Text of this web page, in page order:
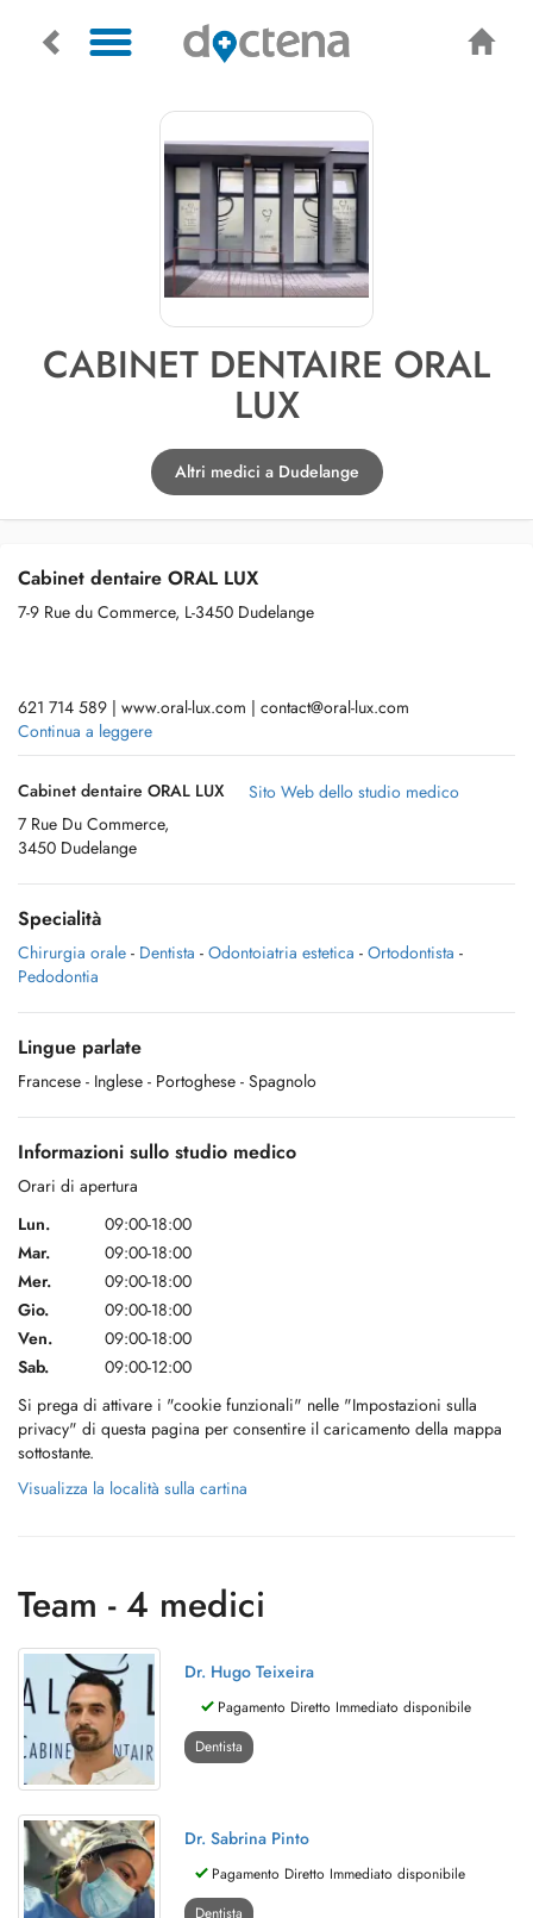
CABINET DENTAIRE ORAL
LUX
Altri medici a Dudelange
Cabinet dentaire ORAL LUX
7-9 Rue du Commerce, L-3450 Dudelange
621 714 589 | www.oral-lux.com | contact@oral-lux.com
Tous les rendez-vous sont préférentiellement fixés avec Dr. Hugo
Teixeira et Dr Sabrina Pinto. Veuillez préciser si vous souhaitez
confirmer ou demander un horaire spécifique.
!!En cas durgence sans créneau disponible, contactez le 621 714 589
pour un accueil immédiat!!
Tiers payant via le système de Paiement Immédiat Direct (PID).
web.
Continua a leggere
Cabinet dentaire ORAL LUX
7 Rue Du Commerce,
3450 Dudelange
Sito Web dello studio medico
Specialità
Chirurgia orale - Dentista - Odontoiatria estetica - Ortodontista -
Pedodontia
Lingue parlate
Francese - Inglese - Portoghese - Spagnolo
Informazioni sullo studio medico
Orari di apertura
Lun.
09:00-18:00
Mar.
09:00-18:00
Mer.
09:00-18:00
Gio.
09:00-18:00
Ven.
09:00-18:00
Sab.
09:00-12:00
Si prega di attivare i "cookie funzionali" nelle "Impostazioni sulla
privacy" di questa pagina per consentire il caricamento della mappa
sottostante.
Visualizza la località sulla cartina
Team - 4 medici
Dr. Hugo Teixeira
Pagamento Diretto Immediato disponibile
Dentista
Dr. Sabrina Pinto
Pagamento Diretto Immediato disponibile
Dentista